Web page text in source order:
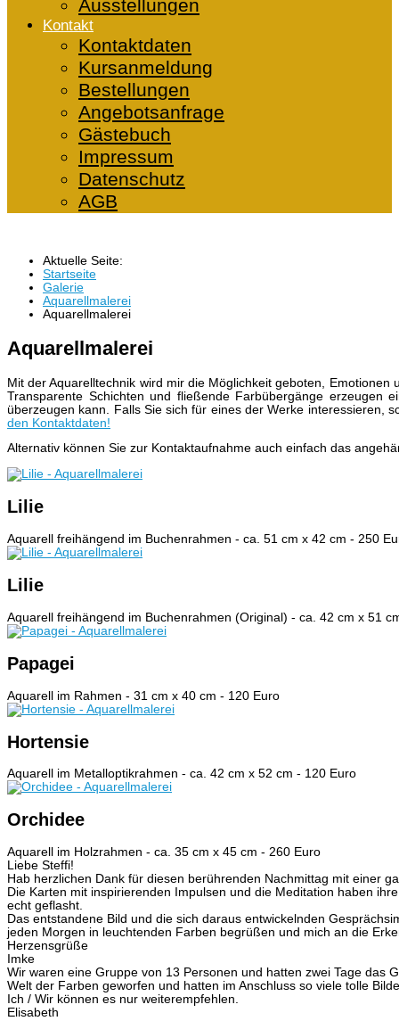
Ausstellungen
Kontakt
Kontaktdaten
Kursanmeldung
Bestellungen
Angebotsanfrage
Gästebuch
Impressum
Datenschutz
AGB
Aktuelle Seite:
Startseite
Galerie
Aquarellmalerei
Aquarellmalerei
Aquarellmalerei
Mit der Aquarelltechnik wird mir die Möglichkeit geboten,
Transparente Schichten und fließende Farbübergänge erzeugen
überzeugen kann. Falls Sie sich für eines der Werke interessieren,
den Kontaktdaten!
Alternativ können Sie zur Kontaktaufnahme auch einfach das
Lilie
Aquarell freihängend im Buchenrahmen - ca. 51 cm x 42 cm - 250
Lilie
Aquarell freihängend im Buchenrahmen (Original) - ca. 42 cm x 51
Papagei
Aquarell im Rahmen - 31 cm x 40 cm - 120 Euro
Hortensie
Aquarell im Metalloptikrahmen - ca. 42 cm x 52 cm - 120 Euro
Orchidee
Aquarell im Holzrahmen - ca. 35 cm x 45 cm - 260 Euro
Liebe Steffi!
Hab herzlichen Dank für diesen berührenden Nachmittag mit einer
Die Karten mit inspirierenden Impulsen und die Meditation haben
echt geflasht.
Das entstandene Bild und die sich daraus entwickelnden
jeden Morgen in leuchtenden Farben begrüßen und mich an die
Herzensgrüße
Imke
Wir waren eine Gruppe von 13 Personen und hatten zwei Tage das
Welt der Farben geworfen und hatten im Anschluss so viele tolle
Ich / Wir können es nur weiterempfehlen.
Elisabeth